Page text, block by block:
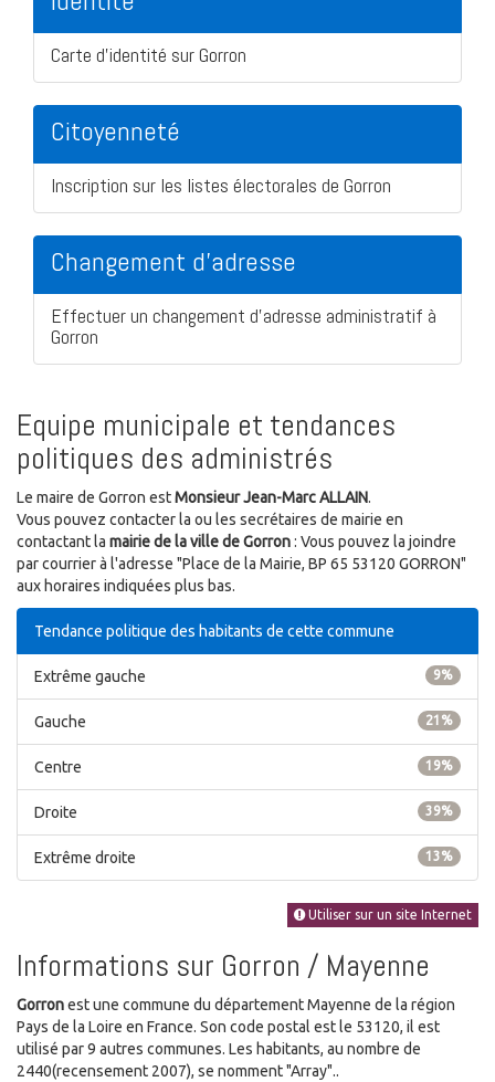
Carte d'identité sur Gorron
Citoyenneté
Inscription sur les listes électorales de Gorron
Changement d'adresse
Effectuer un changement d'adresse administratif à
Gorron
Equipe municipale et tendances
politiques des administrés
Le maire de Gorron estMonsieur Jean-Marc ALLAIN.
Vous pouvez contacter la ou les secrétaires de mairie en
contactant la mairie de la ville de Gorron: Vous pouvez la joindre
par courrier à l'adresse "Place de la Mairie, BP 65 53120 GORRON"
aux horaires indiquées plus bas.
Tendance politique des habitants de cette commune
9%
Extrême gauche
21%
Gauche
19%
Centre
39%
Droite
13%
Extrême droite
Utiliser sur un site Internet
Informations sur Gorron / Mayenne
Gorronest une commune du département Mayenne de la région
Pays de la Loire en France. Son code postal est le 53120, il est
utilisé par 9 autres communes. Les habitants, au nombre de
2440(recensement 2007), se nomment "Array"..